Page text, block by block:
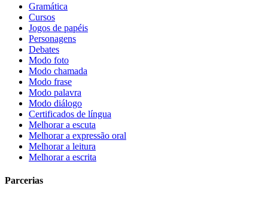
Gramática
Cursos
Jogos de papéis
Personagens
Debates
Modo foto
Modo chamada
Modo frase
Modo palavra
Modo diálogo
Certificados de língua
Melhorar a escuta
Melhorar a expressão oral
Melhorar a leitura
Melhorar a escrita
Parcerias